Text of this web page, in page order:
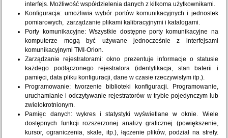
interfejs. Możliwość współdzielenia danych z kilkoma użytkownikami.
Konfiguracja: umożliwia wybór portów komunikacyjnych i jednostek
pomiarowych, zarządzanie plikami kalibracyjnymi i katalogami.
Porty komunikacyjne: Wszystkie dostępne porty komunikacyjne na
komputerze mogą być używane jednocześnie z interfejsami
komunikacyjnymi TMI-Orion.
Zarządzanie rejestratorami: okno prezentuje informacje o statusie
każdego podłączonego rejestratora (identyfikacja, stan baterii i
pamięci, data pliku konfiguracji, dane w czasie rzeczywistym itp.).
Programowanie: tworzenie biblioteki konfiguracji. Programowanie,
uruchamianie i odczytywanie rejestratorów w trybie pojedynczym lub
zwielokrotnionym.
Pamięc danych: wykres i statystyki wyświetlane w oknie. Wiele
dostępnych funkcji rozszerzonej analizy graficznej (powiększenie,
kursor, ograniczenia, skale, itp.), łączenie plików, podział na strefy.